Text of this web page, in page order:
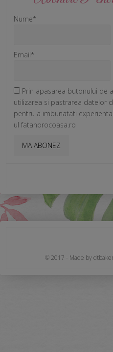
Nume*
Email*
Prin apasarea butonului de
utilizarea si pastrarea datelor
pentru a imbunatati
ul fatanorocoasa.ro
© 2017 - Made by